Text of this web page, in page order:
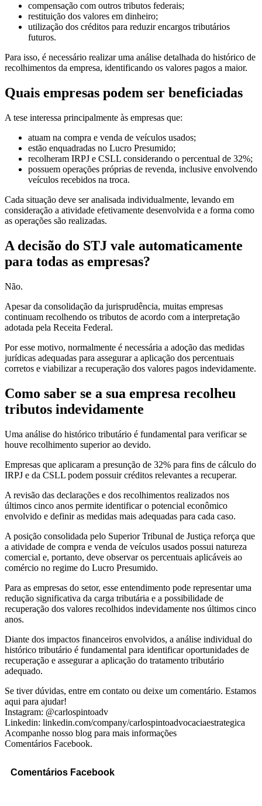
compensação com outros tributos federais;
restituição dos valores em dinheiro;
utilização dos créditos para reduzir encargos tributários
futuros.
Para isso, é necessário realizar uma análise detalhada do histórico de
recolhimentos da empresa, identificando os valores pagos a maior.
Quais empresas podem ser beneficiadas
A tese interessa principalmente às empresas que:
atuam na compra e venda de veículos usados;
estão enquadradas no Lucro Presumido;
recolheram IRPJ e CSLL considerando o percentual de 32%;
possuem operações próprias de revenda, inclusive envolvendo
veículos recebidos na troca.
Cada situação deve ser analisada individualmente, levando em
consideração a atividade efetivamente desenvolvida e a forma como
as operações são realizadas.
A decisão do STJ vale automaticamente
para todas as empresas?
Não.
Apesar da consolidação da jurisprudência, muitas empresas
continuam recolhendo os tributos de acordo com a interpretação
adotada pela Receita Federal.
Por esse motivo, normalmente é necessária a adoção das medidas
jurídicas adequadas para assegurar a aplicação dos percentuais
corretos e viabilizar a recuperação dos valores pagos indevidamente.
Como saber se a sua empresa recolheu
tributos indevidamente
Uma análise do histórico tributário é fundamental para verificar se
houve recolhimento superior ao devido.
Empresas que aplicaram a presunção de 32% para fins de cálculo do
IRPJ e da CSLL podem possuir créditos relevantes a recuperar.
A revisão das declarações e dos recolhimentos realizados nos
últimos cinco anos permite identificar o potencial econômico
envolvido e definir as medidas mais adequadas para cada caso.
A posição consolidada pelo Superior Tribunal de Justiça reforça que
a atividade de compra e venda de veículos usados possui natureza
comercial e, portanto, deve observar os percentuais aplicáveis ao
comércio no regime do Lucro Presumido.
Para as empresas do setor, esse entendimento pode representar uma
redução significativa da carga tributária e a possibilidade de
recuperação dos valores recolhidos indevidamente nos últimos cinco
anos.
Diante dos impactos financeiros envolvidos, a análise individual do
histórico tributário é fundamental para identificar oportunidades de
recuperação e assegurar a aplicação do tratamento tributário
adequado.
Se tiver dúvidas, entre em contato ou deixe um comentário. Estamos
aqui para ajudar!
Instagram: @carlospintoadv
Linkedin: linkedin.com/company/carlospintoadvocaciaestrategica
Acompanhe nosso blog para mais informações
Comentários Facebook.
Comentários Facebook